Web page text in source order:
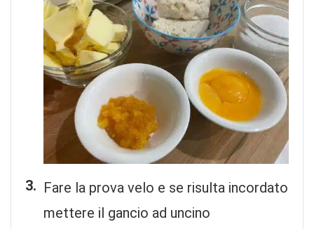
Fare la prova velo e se risulta incordato
mettere il gancio ad uncino